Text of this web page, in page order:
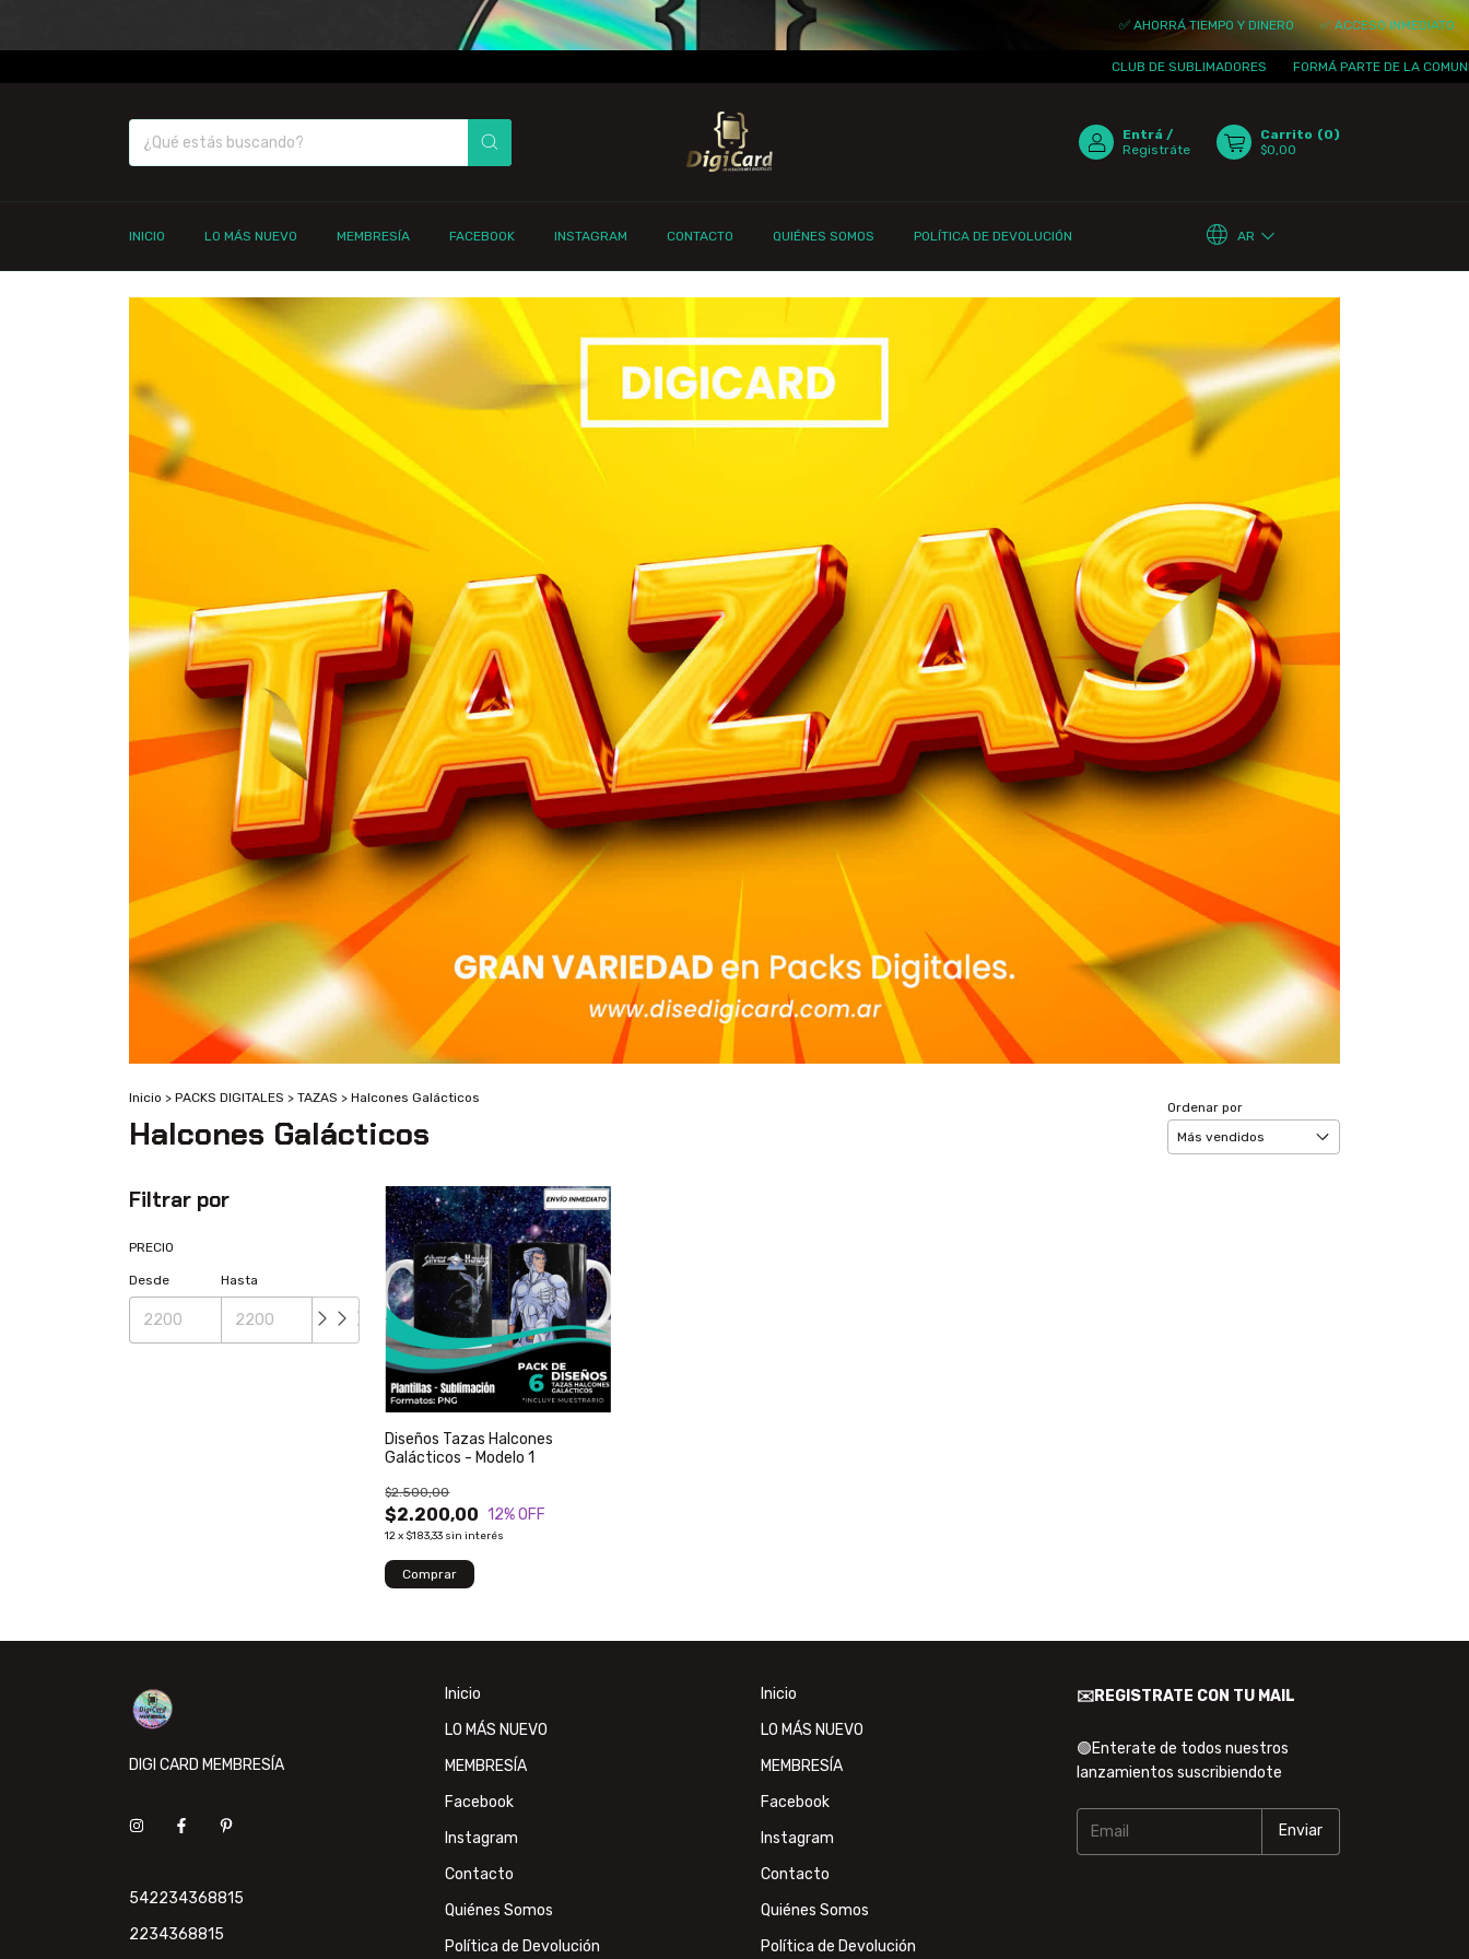
✅ AHORRÁ TIEMPO Y DINERO ✅ ACCESO INMEDIATO ✅
CLUB DE SUBLIMADORES FORMÁ PARTE DE LA COMUNIDAD
Entrá /
Registráte
Carrito (0)
$0,00
INICIO LO MÁS NUEVO MEMBRESÍA FACEBOOK INSTAGRAM CONTACTO QUIÉNES SOMOS POLÍTICA DE DEVOLUCIÓN AR
Inicio > PACKS DIGITALES > TAZAS > Halcones Galácticos
Halcones Galácticos
Ordenar por
Filtrar por
PRECIO
Desde Hasta
Diseños Tazas Halcones
Galácticos - Modelo 1
$2.200,00
$2.500,00
12% OFF
12x $183,33 sin interés
DIGI CARD MEMBRESÍA
542234368815
2234368815
Inicio
LO MÁS NUEVO
MEMBRESÍA
Facebook
Instagram
Contacto
Quiénes Somos
Política de Devolución
Inicio
LO MÁS NUEVO
MEMBRESÍA
Facebook
Instagram
Contacto
Quiénes Somos
Política de Devolución
✉️REGISTRATE CON TU MAIL
🟢Enterate de todos nuestros
lanzamientos suscribiendote